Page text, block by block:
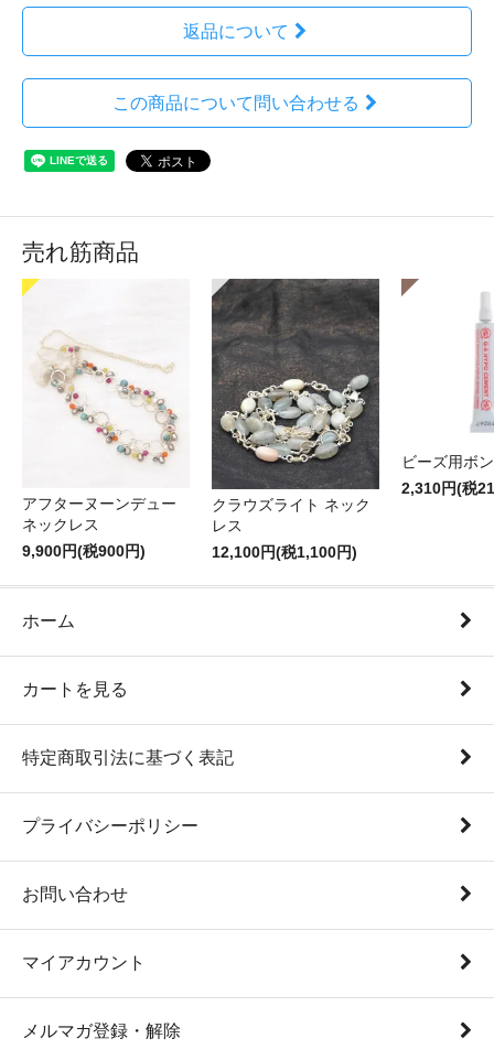
返品について
この商品について問い合わせる
売れ筋商品
アフターヌーンデュー
ネックレス
9,900円(税900円)
クラウズライト ネック
レス
12,100円(税1,100円)
ビーズ用ボ
2,310円(税
ホーム
カートを見る
特定商取引法に基づく表記
プライバシーポリシー
お問い合わせ
マイアカウント
メルマガ登録・解除